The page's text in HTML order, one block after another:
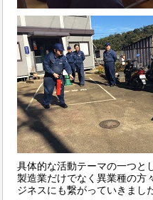
具体的な活動テーマの一つと
製造業だけでなく異業種の方
ジネスにも繋がっていきまし